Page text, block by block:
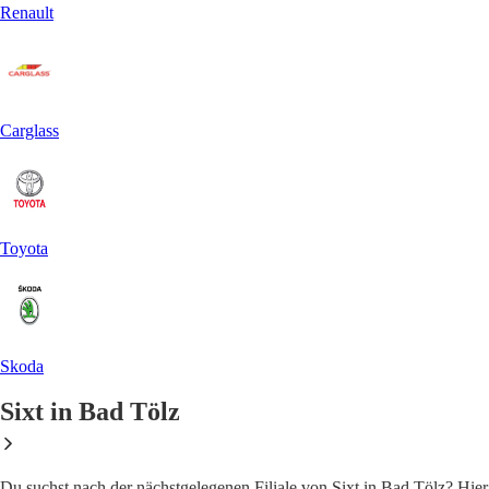
Renault
Carglass
Toyota
Skoda
Sixt in Bad Tölz